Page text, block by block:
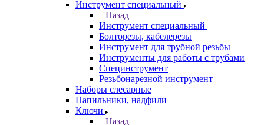
Инструмент специальный
Назад
Инструмент специальный
Болторезы, кабелерезы
Инструмент для трубной резьбы
Инструменты для работы с трубами
Специнструмент
Резьбонарезной инструмент
Наборы слесарные
Напильники, надфили
Ключи
Назад